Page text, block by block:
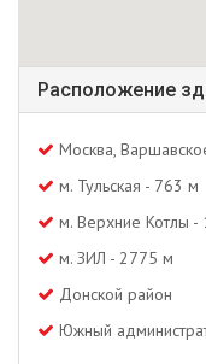
Расположение
Москва,
м. Тульская - 763 м
м. Верхние Котлы -
м. ЗИЛ - 2775 м
Донской район
Южный